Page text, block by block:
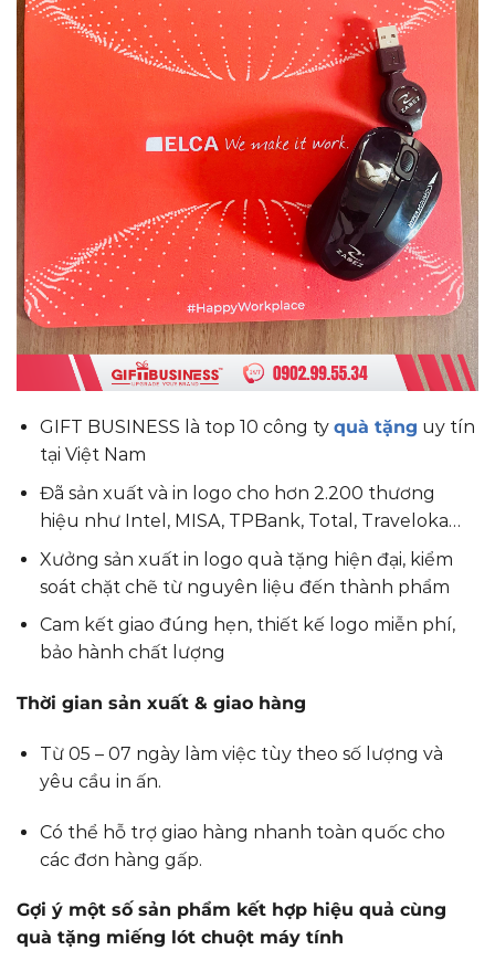
GIFT BUSINESS là top 10 công ty quà tặng uy tín
tại Việt Nam
Đã sản xuất và in logo cho hơn 2.200 thương
hiệu như Intel, MISA, TPBank, Total, Traveloka…
Xưởng sản xuất in logo quà tặng hiện đại, kiểm
soát chặt chẽ từ nguyên liệu đến thành phẩm
Cam kết giao đúng hẹn, thiết kế logo miễn phí,
bảo hành chất lượng
Thời gian sản xuất & giao hàng
Từ 05 – 07 ngày làm việc tùy theo số lượng và
yêu cầu in ấn.
Có thể hỗ trợ giao hàng nhanh toàn quốc cho
các đơn hàng gấp.
Gợi ý một số sản phẩm kết hợp hiệu quả cùng
quà tặng miếng lót chuột máy tính